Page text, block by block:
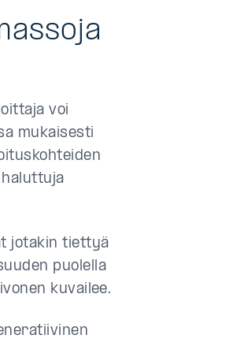
voi
mukaisesti
jotakin tiettyä
puolella
kuvailee.